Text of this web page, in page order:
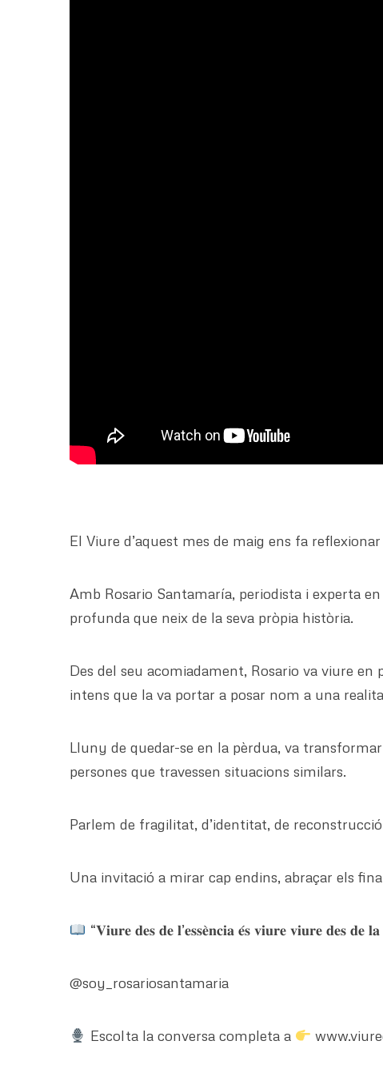
El Viure d’aquest mes de maig ens fa
Amb Rosario Santamaría, periodista i experta
profunda que neix de la seva pròpia història.
Des del seu acomiadament, Rosario va viure
intens que la va portar a posar nom a una
Lluny de quedar-se en la pèrdua, va
persones que travessen situacions similars.
Parlem de fragilitat, d’identitat, de
Una invitació a mirar cap endins, abraçar els
“𝐕𝐢𝐮𝐫𝐞 𝐝𝐞𝐬 𝐝𝐞 𝐥’𝐞𝐬𝐬𝐞̀𝐧𝐜𝐢𝐚 𝐞́𝐬 𝐯𝐢𝐮𝐫𝐞 𝐯𝐢𝐮𝐫𝐞 𝐝𝐞𝐬 𝐝𝐞
@soy_rosariosantamaria
Escolta la conversa completa a